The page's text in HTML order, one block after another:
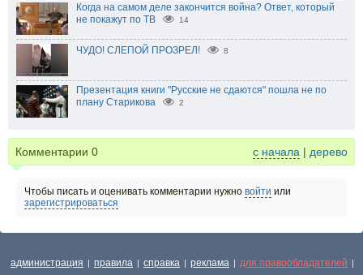
Когда на самом деле закончится война? Ответ, который
не покажут по ТВ
14
ЧУДО! СЛЕПОЙ ПРОЗРЕЛ! 8
Презентация книги "Русские не сдаются" пошла не по
плану Старикова
2
Комментарии 0 с начала | дерево
Чтобы писать и оценивать комментарии нужно войти или
зарегистрироваться
администрация | правила | справка | реклама | для правообладателей |